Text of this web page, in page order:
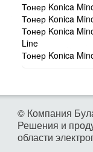
Тонер Konica
Тонер Konica
Тонер Konica
Line
Тонер Konica
© Компания
Решения и
области